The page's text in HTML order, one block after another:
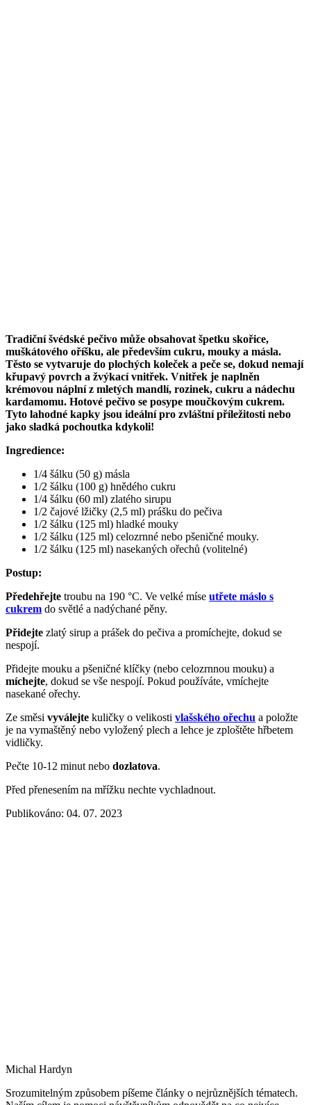
Tradiční švédské pečivo může obsahovat špetku skořice,
muškátového oříšku, ale především cukru, mouky a másla.
Těsto se vytvaruje do plochých koleček a peče se, dokud nemají
křupavý povrch a žvýkací vnitřek. Vnitřek je naplněn
krémovou náplní z mletých mandlí, rozinek, cukru a nádechu
kardamomu. Hotové pečivo se posype moučkovým cukrem.
Tyto lahodné kapky jsou ideální pro zvláštní příležitosti nebo
jako sladká pochoutka kdykoli!
Ingredience:
1/4 šálku (50 g) másla
1/2 šálku (100 g) hnědého cukru
1/4 šálku (60 ml) zlatého sirupu
1/2 čajové lžičky (2,5 ml) prášku do pečiva
1/2 šálku (125 ml) hladké mouky
1/2 šálku (125 ml) celozrnné nebo pšeničné mouky.
1/2 šálku (125 ml) nasekaných ořechů (volitelné)
Postup:
Předehřejte troubu na 190 °C. Ve velké míse utřete máslo s
cukrem do světlé a nadýchané pěny.
Přidejte zlatý sirup a prášek do pečiva a promíchejte, dokud se
nespojí.
Přidejte mouku a pšeničné klíčky (nebo celozrnnou mouku) a
míchejte, dokud se vše nespojí. Pokud používáte, vmíchejte
nasekané ořechy.
Ze směsi vyválejte kuličky o velikosti vlašského ořechu a položte
je na vymaštěný nebo vyložený plech a lehce je zploštěte hřbetem
vidličky.
Pečte 10-12 minut nebo dozlatova.
Před přenesením na mřížku nechte vychladnout.
Publikováno: 04. 07. 2023
Michal Hardyn
Srozumitelným způsobem píšeme články o nejrůznějších tématech.